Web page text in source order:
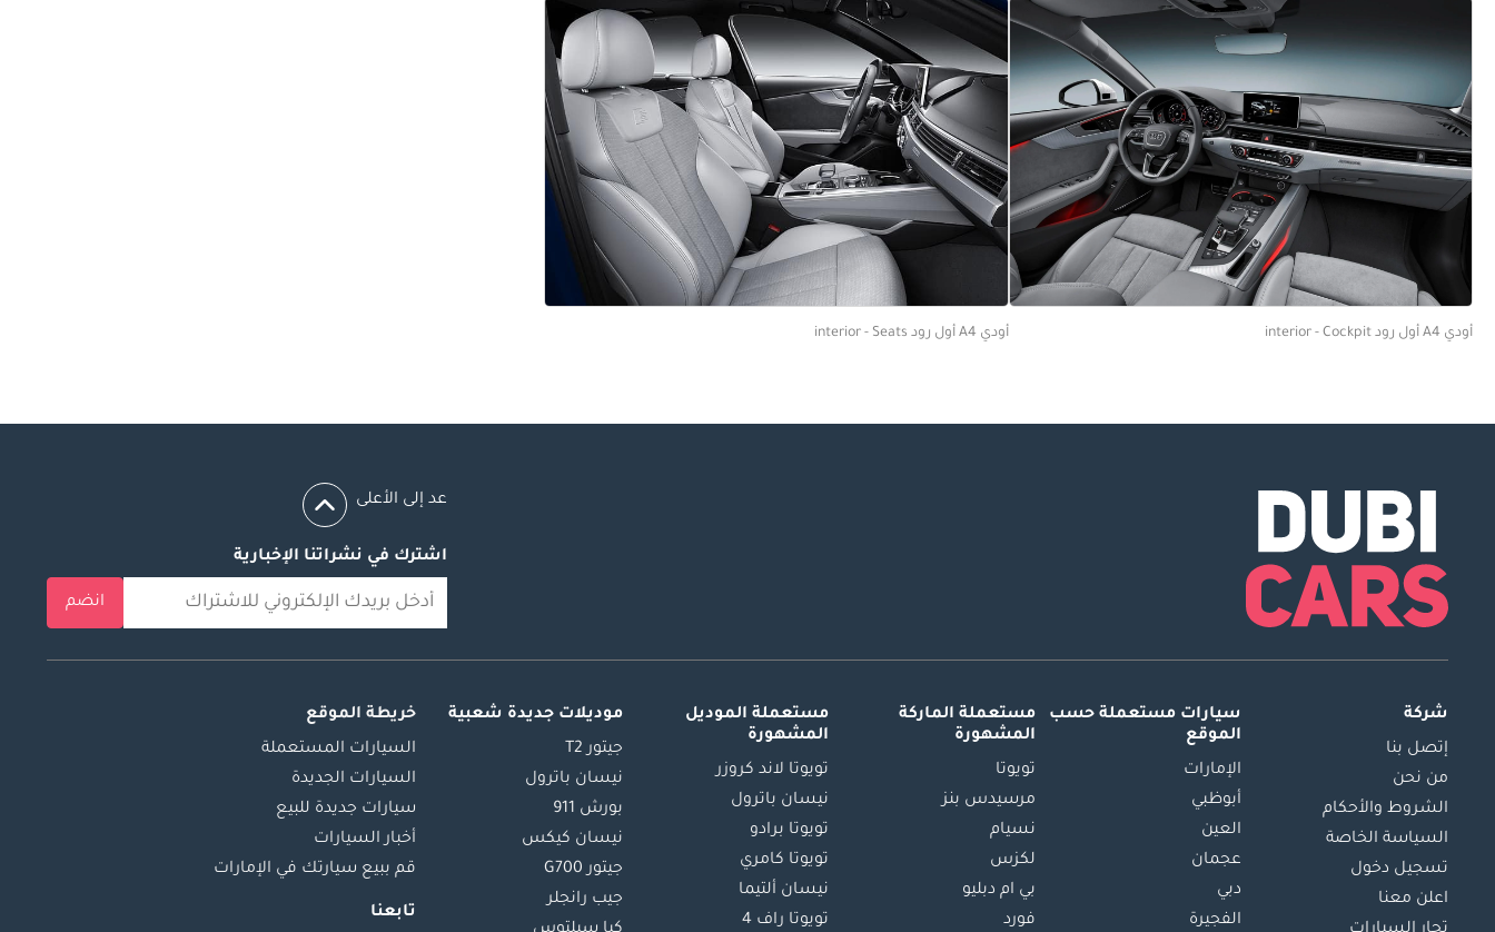
أودي A4 أول رود interior - Cockpit أودي A4 أول رود interior - Seats
عد إلى الأعلى
اشترك في نشراتنا الإخبارية
انضم
شركة
إتصل بنا
من نحن
الشروط والأحكام
السياسة الخاصة
تسجيل دخول
اعلن معنا
سيارات مستعملة حسب
الموقع
الإمارات
أبوظبي
العين
عجمان
دبي
الفجيرة
مستعملة الماركة
المشهورة
تويوتا
مرسيدس بنز
نسيام
لكزس
بي ام دبليو
فورد
مستعملة الموديل
المشهورة
تويوتا لاند كروزر
نيسان باترول
تويوتا برادو
تويوتا كامري
نيسان ألتيما
تويوتا راف 4
موديلات جديدة شعبية
جيتور T2
نيسان باترول
بورش 911
نيسان كيكس
جيتور G700
جيب رانجلر
خريطة الموقع
السيارات المستعملة
السيارات الجديدة
سيارات جديدة للبيع
أخبار السيارات
قم ببيع سيارتك في الإمارات
تابعنا